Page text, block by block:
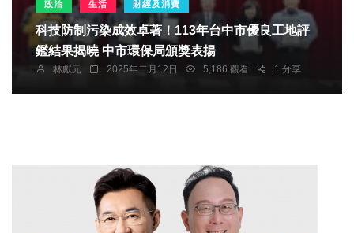
政治 生活 財經及消費
科技防制污染成效卓著！113年台中市優良工地評
鑑結果揭曉 中市環保局頒獎表揚
林獻元 2025年二月12日 5,186 觀看 1 分享